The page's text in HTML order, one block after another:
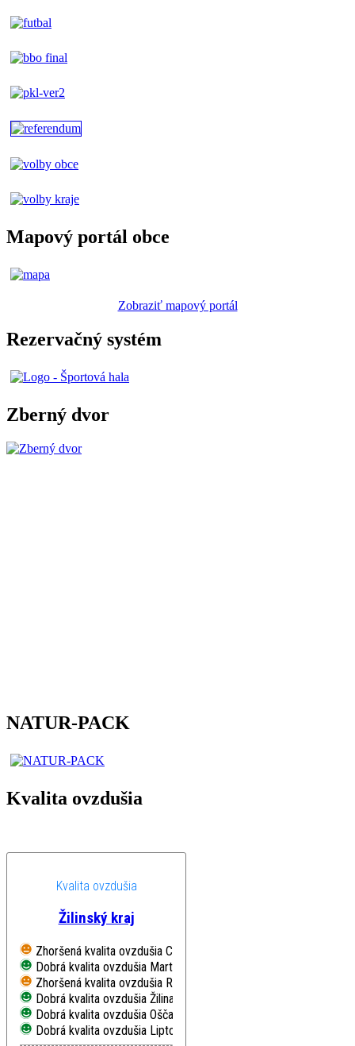
Mapový portál obce
Zobraziť mapový portál
Rezervačný systém
Zberný dvor
NATUR-PACK
Kvalita ovzdušia
Kvalita ovzdušia
Žilinský kraj
Zhoršená kvalita ovzdušia Chopok, EMEP
Dobrá kvalita ovzdušia Martin, Jesenského
Zhoršená kvalita ovzdušia Ružomberok, Riadok
Dobrá kvalita ovzdušia Žilina, Obežná
Dobrá kvalita ovzdušia Oščadnica
Dobrá kvalita ovzdušia Liptovský Mikuláš, Školská